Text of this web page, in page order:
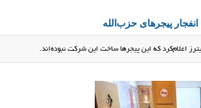
پیجرهای حزب‌الله
اعلام‌کرد که این پیجرها ساخت این شرکت نبوده‌اند.